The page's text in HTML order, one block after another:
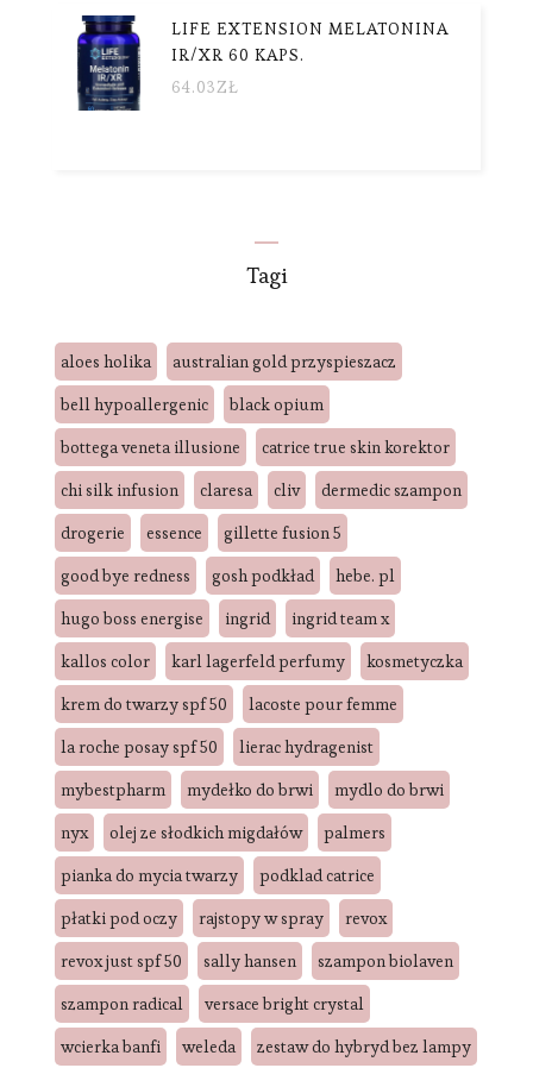
LIFE EXTENSION MELATONINA
IR/XR 60 KAPS.
64.03ZŁ
Tagi
aloes holika
australian gold przyspieszacz
bell hypoallergenic
black opium
bottega veneta illusione
catrice true skin korektor
chi silk infusion
claresa cliv
dermedic szampon
drogerie
essence
gillette fusion 5
good bye redness
gosh podkład
hebe. pl
hugo boss energise
ingrid
ingrid team x
kallos color
karl lagerfeld perfumy
kosmetyczka
krem do twarzy spf 50
lacoste pour femme
la roche posay spf 50
lierac hydragenist
mybestpharm
mydełko do brwi
mydlo do brwi
nyx
olej ze słodkich migdałów
palmers
pianka do mycia twarzy
podklad catrice
płatki pod oczy
rajstopy w spray
revox
revox just spf 50
sally hansen
szampon biolaven
szampon radical
versace bright crystal
wcierka banfi
weleda zestaw do hybryd bez lampy